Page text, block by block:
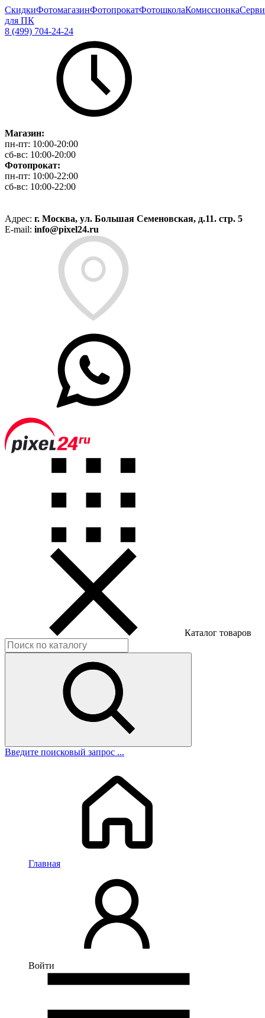
СкидкиФотомагазинФотопрокатФотошколаКомиссионка
для ПК
8 (499) 704-24-24
Магазин:
пн-пт: 10:00-20:00
сб-вс: 10:00-20:00
Фотопрокат:
пн-пт: 10:00-22:00
сб-вс: 10:00-22:00
Адрес: г. Москва, ул. Большая Семеновская, д.11. стр. 5
E-mail: info@pixel24.ru
Каталог товаров
Введите поисковый запрос ...
Главная
Войти